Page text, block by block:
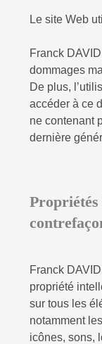
Le site Web
Franck DAVID
dommages
De plus,
accéder à ce
ne contenant
dernière
Franck DAVID
propriété
sur tous les
notamment
icônes, sons,